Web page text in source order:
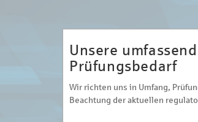
Unsere
Prüfungsbedarf
Wir richten uns in Umfang,
Beachtung der aktuellen